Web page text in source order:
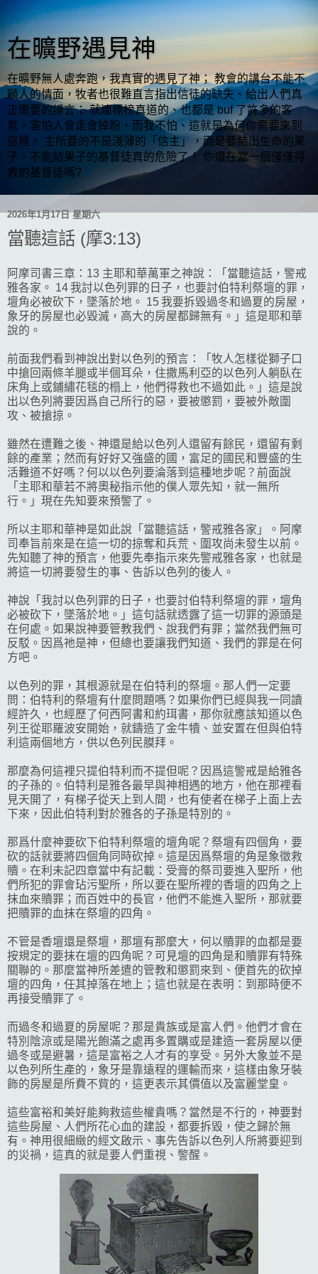
在曠野遇見神
在曠野無人處奔跑，我真實的遇見了神； 教會的講台不能不
顧人的情面，牧者也很難直言指出信徒的缺失、給出人們真
正需要的諍言； 就連標榜真道的、也都是 buf 了許多的客
氣，害怕人會走會掉粉，而我不怕、這就是為何你需要來到
這裡。 主所要的不是淺薄的「信主」，而是要結出生命的果
子，不能結果子的基督徒真的危險了！ 你還在當一個僅僅得
救的基督徒嗎?
2026年1月17日 星期六
當聽這話 (摩3:13)
阿摩司書三章：13 主耶和華萬軍之神說：「當聽這話，警戒
雅各家。 14 我討以色列罪的日子，也要討伯特利祭壇的罪，
壇角必被砍下，墜落於地。 15 我要拆毀過冬和過夏的房屋，
象牙的房屋也必毀滅，高大的房屋都歸無有。」這是耶和華
說的。
前面我們看到神說出對以色列的預言：「牧人怎樣從獅子口
中搶回兩條羊腿或半個耳朵，住撒馬利亞的以色列人躺臥在
床角上或鋪繡花毯的榻上，他們得救也不過如此。」這是說
出以色列將要因爲自己所行的惡，要被懲罰，要被外敵圍
攻、被搶掠。
雖然在遭難之後、神還是給以色列人還留有餘民，還留有剩
餘的產業；然而有好好又強盛的國，富足的國民和豐盛的生
活難道不好嗎？何以以色列要淪落到這種地步呢？前面說
「主耶和華若不將奧秘指示他的僕人眾先知，就一無所
行。」現在先知要來預警了。
所以主耶和華神是如此說「當聽這話，警戒雅各家」。阿摩
司奉旨前來是在這一切的掠奪和兵荒、圍攻尚未發生以前。
先知聽了神的預言，他要先奉指示來先警戒雅各家，也就是
將這一切將要發生的事、告訴以色列的後人。
神說「我討以色列罪的日子，也要討伯特利祭壇的罪，壇角
必被砍下，墜落於地。」這句話就透露了這一切罪的源頭是
在何處。如果說神要管教我們、說我們有罪；當然我們無可
反駁。因爲祂是神，但總也要讓我們知道、我們的罪是在何
方吧。
以色列的罪，其根源就是在伯特利的祭壇。那人們一定要
問：伯特利的祭壇有什麼問題嗎？如果你們已經與我一同讀
經許久，也經歷了何西阿書和約珥書，那你就應該知道以色
列王從耶羅波安開始，就鑄造了金牛犢、並安置在但與伯特
利這兩個地方，供以色列民膜拜。
那麼為何這裡只提伯特利而不提但呢？因爲這警戒是給雅各
的子孫的。伯特利是雅各最早與神相遇的地方，他在那裡看
見天開了，有梯子從天上到人間，也有使者在梯子上面上去
下來，因此伯特利對於雅各的子孫是特別的。
那爲什麼神要砍下伯特利祭壇的壇角呢？祭壇有四個角，要
砍的話就要將四個角同時砍掉。這是因爲祭壇的角是象徵救
贖。在利未記四章當中有記載：受膏的祭司要進入聖所，他
們所犯的罪會玷污聖所，所以要在聖所裡的香壇的四角之上
抹血來贖罪；而百姓中的長官，他們不能進入聖所，那就要
把贖罪的血抹在祭壇的四角。
不管是香壇還是祭壇，那壇有那麼大，何以贖罪的血都是要
按規定的要抹在壇的四角呢？可見壇的四角是和贖罪有特殊
關聯的。那麼當神所差遣的管教和懲罰來到、便首先的砍掉
壇的四角，任其掉落在地上；這也就是在表明：到那時便不
再接受贖罪了。
而過冬和過夏的房屋呢？那是貴族或是富人們。他們才會在
特別陰涼或是陽光飽滿之處再多置購或是建造一套房屋以便
過冬或是避暑，這是富裕之人才有的享受。另外大象並不是
以色列所生產的，象牙是靠遠程的運輸而來，這樣由象牙裝
飾的房屋是所費不貲的，這更表示其價值以及富麗堂皇。
這些富裕和美好能夠救這些權貴嗎？當然是不行的，神要對
這些房屋、人們所花心血的建設，都要拆毀，使之歸於無
有。神用很細緻的經文啟示、事先告訴以色列人所將要迎到
的災禍，這真的就是要人們重視、警醒。